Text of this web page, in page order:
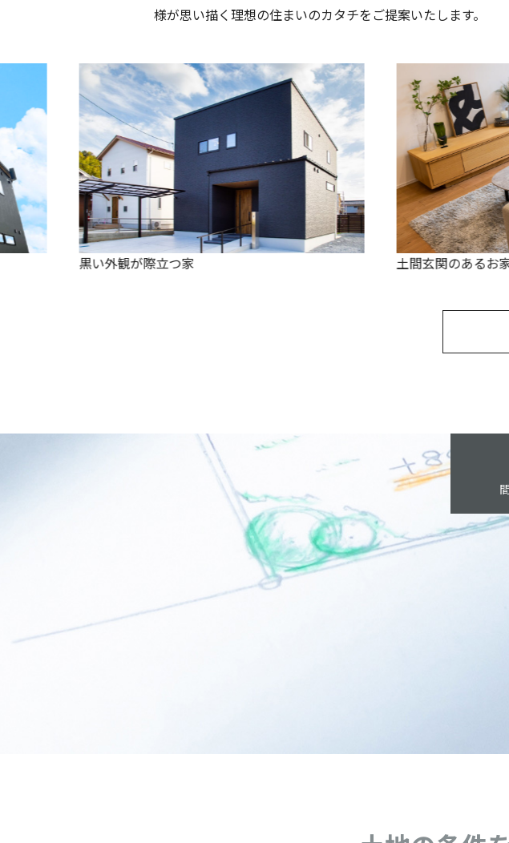
様が思い描く理想の住まいのカタチをご提案いたします。
土間玄関のあるお家 暮らしを楽しみ自